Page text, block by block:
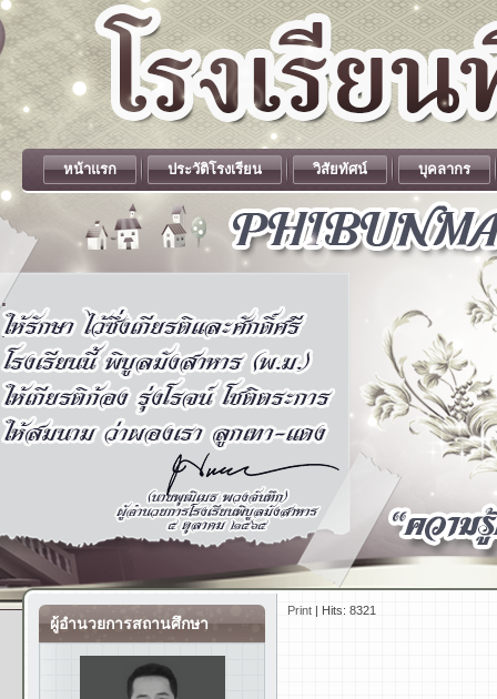
.
.
หน้าแรก ประวัติโรงเรียน วิสัยทัศน์ บุคลากร
ผู้อำนวยการสถานศึกษา
Print | Hits: 8321